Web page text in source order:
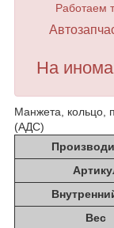
Работаем
На
Манжета, кольцо,
(АДС)
Вес